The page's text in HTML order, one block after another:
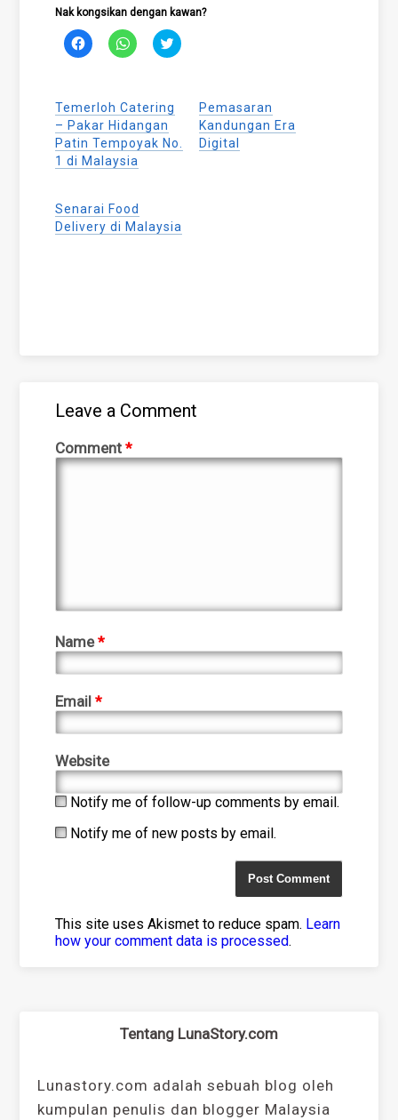
Nak kongsikan dengan kawan?
Click
to
(Opens
in
new
window)
Click
to
(Opens
in
new
window)
Click
to
(Opens
window)
Temerloh Catering
– Pakar Hidangan
Patin Tempoyak No.
1 di Malaysia
Pemasaran
Kandungan Era
Digital
Senarai Food
Delivery di Malaysia
Leave a Comment
Comment*
Name*
Email*
Website
Notify me of follow-up comments by email.
Notify me of new posts by email.
This site uses Akismet to reduce spam. Learn
how your comment data is processed.
Tentang LunaStory.com
Lunastory.com adalah sebuah blog oleh
kumpulan penulis dan blogger Malaysia